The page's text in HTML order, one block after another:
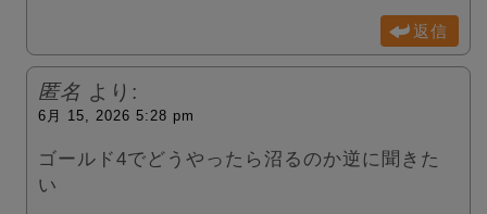
返信
匿名 より:
6月 15, 2026 5:28 pm
ゴールド4でどうやったら沼るのか逆に聞きた
い